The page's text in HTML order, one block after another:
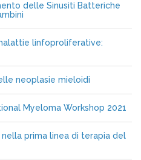
delle Sinusiti Batteriche
linfoproliferative:
neoplasie mieloidi
Myeloma Workshop 2021
prima linea di terapia del